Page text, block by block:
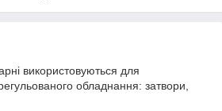
використовуються для
обладнання: затвори,